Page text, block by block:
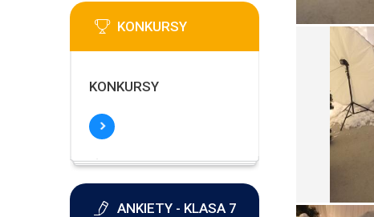
KONKURSY
KONKURSY
ANKIETY - KLASA 7